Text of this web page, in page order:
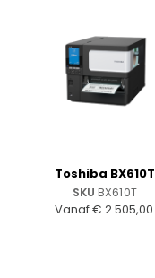
Toshiba BX610T
SKU BX610T
Vanaf€ 2.505,00